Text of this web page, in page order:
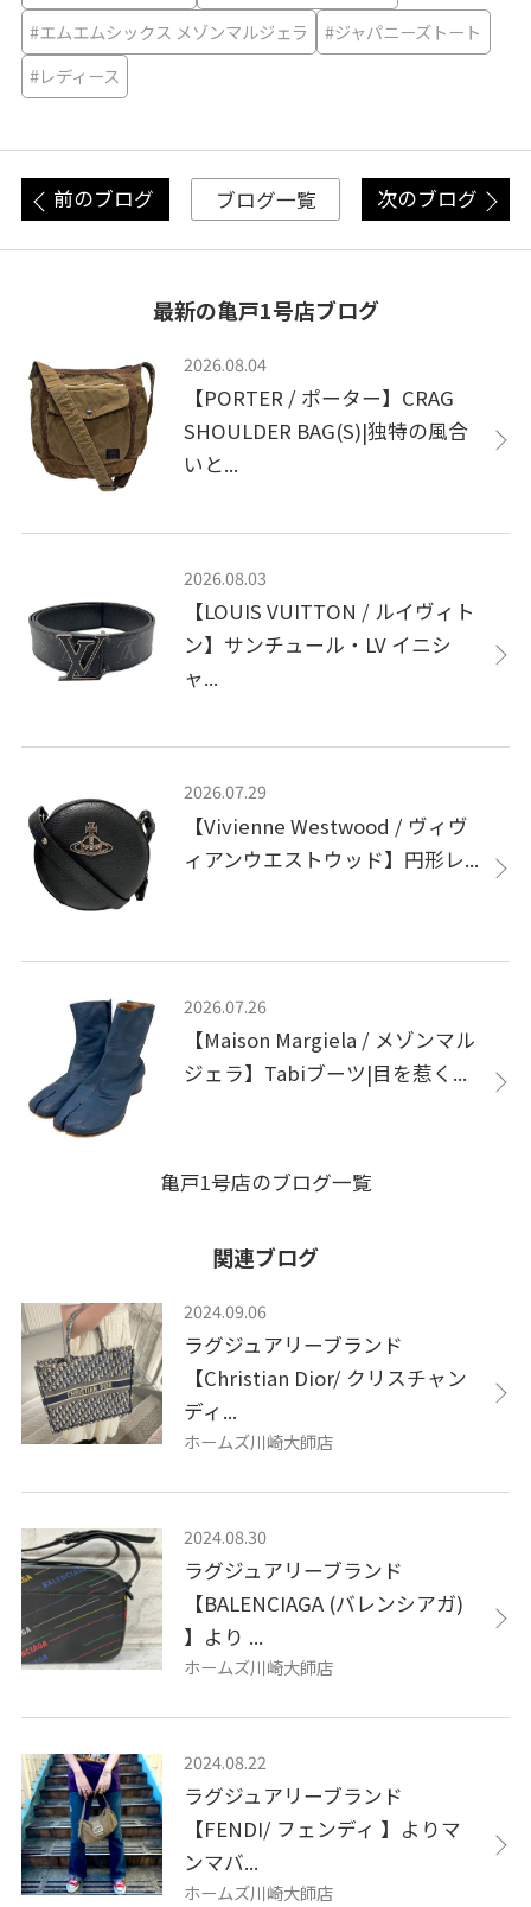
#エムエムシックス メゾンマルジェラ
#ジャパニーズトート
#レディース
前のブログ ブログ一覧 次のブログ
最新の亀戸1号店ブログ
2026.08.04
【PORTER / ポーター】CRAG
SHOULDER BAG(S)|独特の風合
いと...
2026.08.03
【LOUIS VUITTON / ルイヴィト
ン】サンチュール・LV イニシ
ャ...
2026.07.29
【Vivienne Westwood / ヴィヴ
ィアンウエストウッド】円形レ...
2026.07.26
【Maison Margiela / メゾンマル
ジェラ】Tabiブーツ|目を惹く...
亀戸1号店のブログ一覧
関連ブログ
2024.09.06
ラグジュアリーブランド
【Christian Dior/ クリスチャン
ディ...
ホームズ川崎大師店
2024.08.30
ラグジュアリーブランド
【BALENCIAGA (バレンシアガ)
】より ...
ホームズ川崎大師店
2024.08.22
ラグジュアリーブランド
【FENDI/ フェンディ 】よりマ
ンマバ...
ホームズ川崎大師店